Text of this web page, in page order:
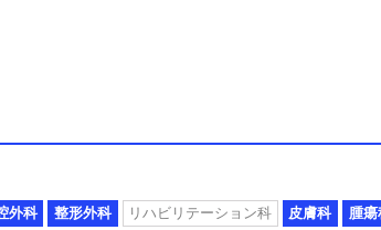
外科 整形外科 リハビリテーション科 皮膚科 腫瘍